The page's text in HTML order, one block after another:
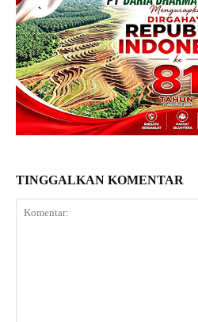
TINGGALKAN KOMENTAR